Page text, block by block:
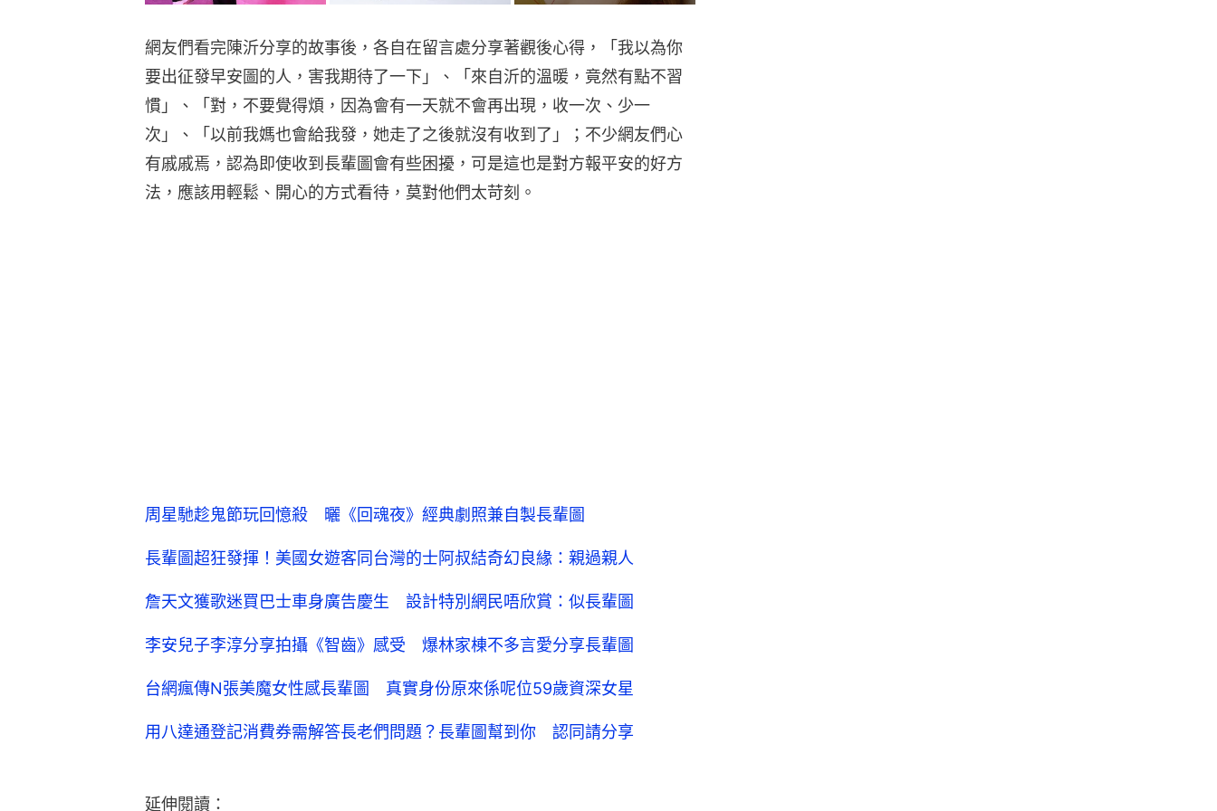
網友們看完陳沂分享的故事後，各自在留言處分享著觀後心得，「我以為你
要出征發早安圖的人，害我期待了一下」、「來自沂的溫暖，竟然有點不習
慣」、「對，不要覺得煩，因為會有一天就不會再出現，收一次、少一
次」、「以前我媽也會給我發，她走了之後就沒有收到了」；不少網友們心
有戚戚焉，認為即使收到長輩圖會有些困擾，可是這也是對方報平安的好方
法，應該用輕鬆、開心的方式看待，莫對他們太苛刻。
周星馳趁鬼節玩回憶殺 曬《回魂夜》經典劇照兼自製長輩圖
長輩圖超狂發揮！美國女遊客同台灣的士阿叔結奇幻良緣：親過親人
詹天文獲歌迷買巴士車身廣告慶生 設計特別網民唔欣賞：似長輩圖
李安兒子李淳分享拍攝《智齒》感受 爆林家棟不多言愛分享長輩圖
台網瘋傳N張美魔女性感長輩圖 真實身份原來係呢位59歲資深女星
用八達通登記消費券需解答長老們問題？長輩圖幫到你 認同請分享
延伸閱讀：